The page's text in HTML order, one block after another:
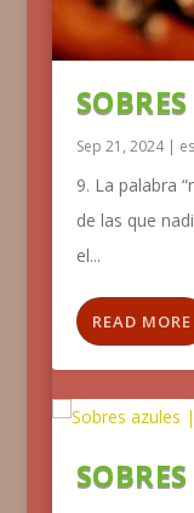
Sep 21, 2024|
9. La palabra
de las que
el...
READ MORE